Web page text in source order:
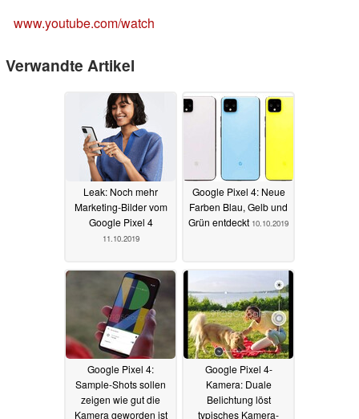
www.youtube.com/watch
Verwandte Artikel
Leak: Noch mehr
Marketing-Bilder vom
Google Pixel 4
11.10.2019
Google Pixel 4: Neue
Farben Blau, Gelb und
Grün entdeckt 10.10.2019
Google Pixel 4:
Sample-Shots sollen
zeigen wie gut die
Kamera geworden ist
Google Pixel 4-
Kamera: Duale
Belichtung löst
typisches Kamera-